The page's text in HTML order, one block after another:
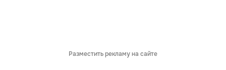
Разместить рекламу на сайте